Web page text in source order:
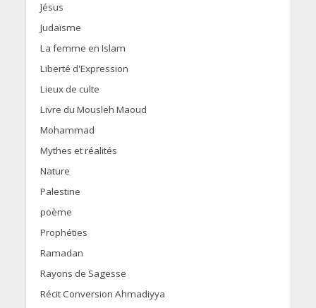
Jésus
Judaïsme
La femme en Islam
Liberté d'Expression
Lieux de culte
Livre du Mousleh Maoud
Mohammad
Mythes et réalités
Nature
Palestine
poème
Prophéties
Ramadan
Rayons de Sagesse
Récit Conversion Ahmadiyya